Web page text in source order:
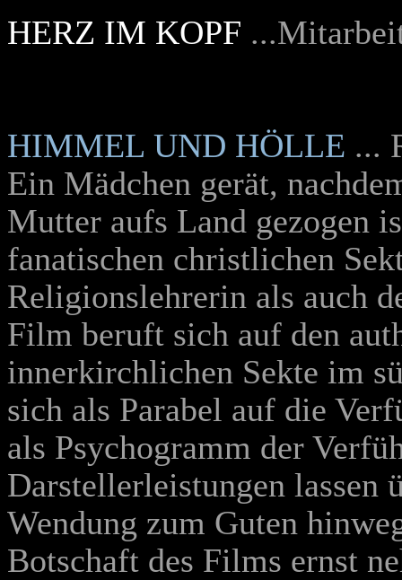
HERZ IM KOPF
HIMMEL UND HÖLLE ...
Ein Mädchen gerät,
Mutter aufs Land gezogen
fanatischen christlichen
Religionslehrerin als auch
Film beruft sich auf den
innerkirchlichen Sekte im
sich als Parabel auf die
als Psychogramm der
Darstellerleistungen lassen
Wendung zum Guten
Botschaft des Films ernst